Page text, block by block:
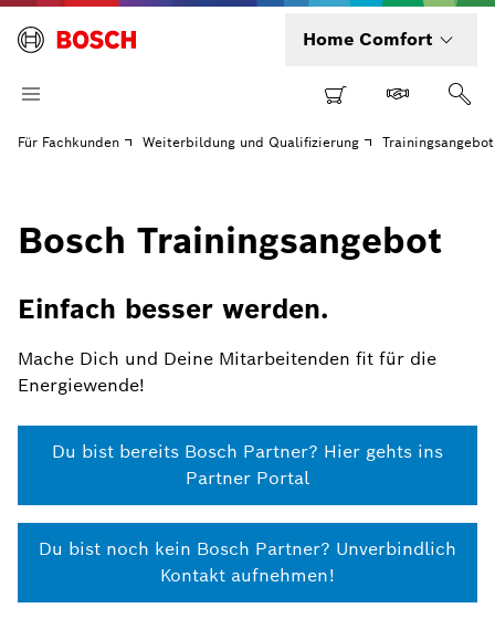
Home Comfort
Für Fachkunden Weiterbildung und Qualifizierung Trainingsangebot
Bosch Trainingsangebot
Einfach besser werden.
Mache Dich und Deine Mitarbeitenden fit für die
Energiewende!
Du bist bereits Bosch Partner? Hier gehts ins
Partner Portal
Du bist noch kein Bosch Partner? Unverbindlich
Kontakt aufnehmen!